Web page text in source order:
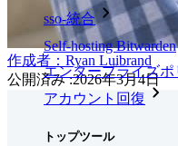
sso-統合
Self-hosting Bitwarden
エンタープライズポ
アカウント回復
トップツール
作成者： Ryan Luibrand
公開済み:2026年3月4日